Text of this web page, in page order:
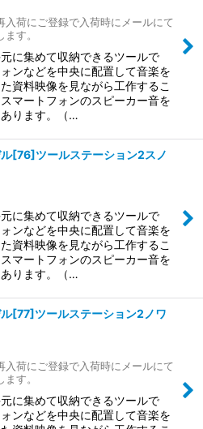
入荷にご登録で入荷時にメールにて
す。
に集めて収納できるツールで
ンなどを中央に配置して音楽を
資料映像を見ながら工作するこ
マートフォンのスピーカー音を
ります。（…
[76]ツールステーション2スノ
に集めて収納できるツールで
ンなどを中央に配置して音楽を
資料映像を見ながら工作するこ
マートフォンのスピーカー音を
ります。（…
[77]ツールステーション2ノワ
入荷にご登録で入荷時にメールにて
す。
に集めて収納できるツールで
ンなどを中央に配置して音楽を